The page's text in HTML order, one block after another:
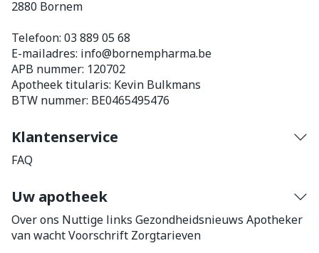
2880 Bornem
Telefoon: 03 889 05 68
E-mailadres: info@bornempharma.be
APB nummer: 120702
Apotheek titularis: Kevin Bulkmans
BTW nummer: BE0465495476
Klantenservice
FAQ
Uw apotheek
Over ons Nuttige links Gezondheidsnieuws Apotheker
van wachtVoorschrift Zorgtarieven